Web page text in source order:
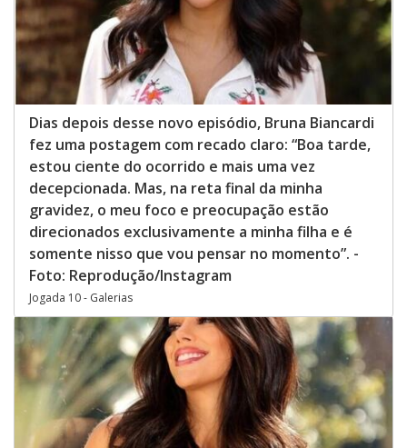
Dias depois desse novo episódio, Bruna Biancardi
fez uma postagem com recado claro: “Boa tarde,
estou ciente do ocorrido e mais uma vez
decepcionada. Mas, na reta final da minha
gravidez, o meu foco e preocupação estão
direcionados exclusivamente a minha filha e é
somente nisso que vou pensar no momento”. -
Foto: Reprodução/Instagram
Jogada 10 - Galerias